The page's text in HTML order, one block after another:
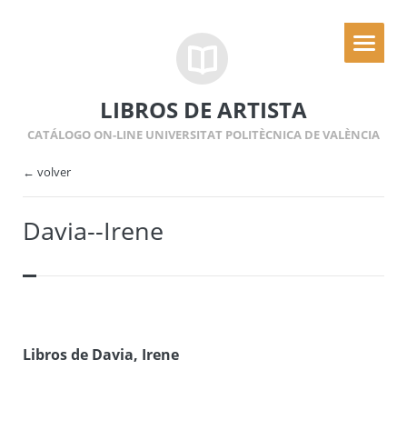
LIBROS DE ARTISTA
CATÁLOGO ON-LINE UNIVERSITAT POLITÈCNICA DE VALÈNCIA
← volver
Davia--Irene
Libros de Davia, Irene